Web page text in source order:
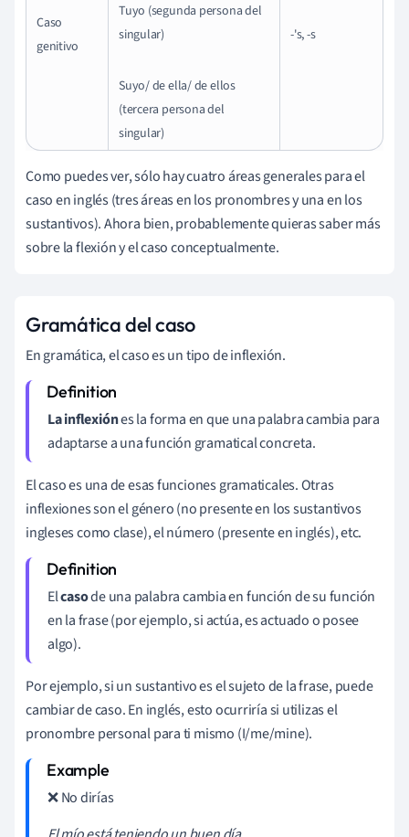
Caso
genitivo
Tuyo (segunda persona del
singular)
Suyo/ de ella/ de ellos
(tercera persona del
singular)
-'s, -s
Como puedes ver, sólo hay cuatro áreas generales para el
caso en inglés (tres áreas en los pronombres y una en los
sustantivos). Ahora bien, probablemente quieras saber más
sobre la flexión y el caso conceptualmente.
Gramática del caso
En gramática, el caso es un tipo de inflexión.
La inflexiónes la forma en que una palabra cambia para
adaptarse a una función gramatical concreta.
El caso es una de esas funciones gramaticales. Otras
inflexiones son el género (no presente en los sustantivos
ingleses como clase), el número (presente en inglés), etc.
Elcasode una palabra cambia en función de su función
en la frase (por ejemplo, si actúa, es actuado o posee
algo).
Por ejemplo, si un sustantivo es el sujeto de la frase, puede
cambiar de caso. En inglés, esto ocurriría si utilizas el
pronombre personal para ti mismo (I/me/mine).
❌ No dirías